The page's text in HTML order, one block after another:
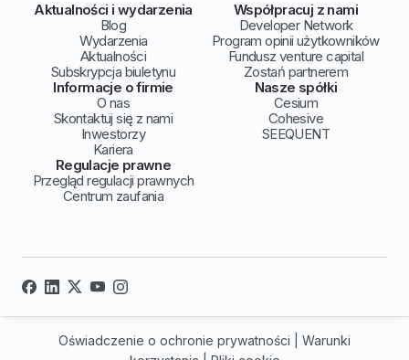
Aktualności i wydarzenia
Blog
Wydarzenia
Aktualności
Subskrypcja biuletynu
Współpracuj z nami
Developer Network
Program opinii użytkowników
Fundusz venture capital
Zostań partnerem
Informacje o firmie
O nas
Skontaktuj się z nami
Inwestorzy
Kariera
Nasze spółki
Cesium
Cohesive
SEEQUENT
Regulacje prawne
Przegląd regulacji prawnych
Centrum zaufania
Oświadczenie o ochronie prywatności
Warunki